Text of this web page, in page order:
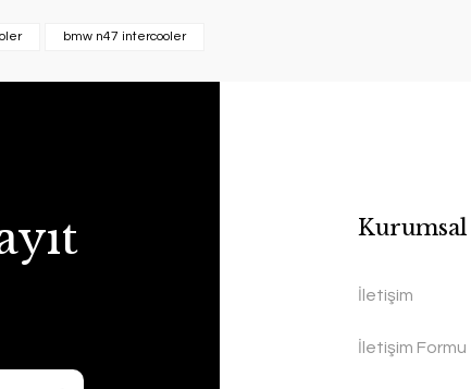
bmw n47 intercooler
Kurumsal
İletişim
İletişim Formu